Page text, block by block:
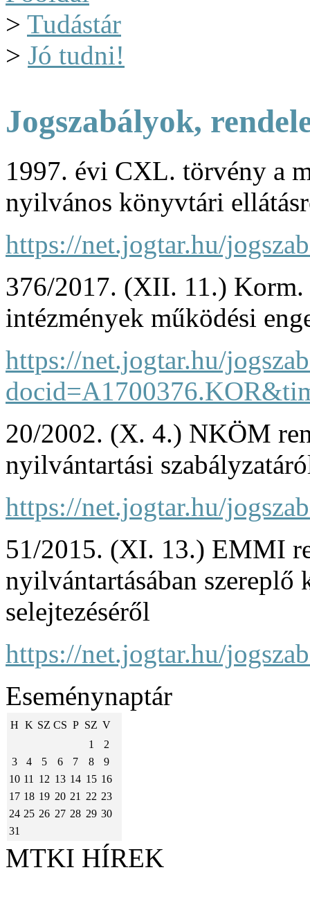
> Tudástár
> Jó tudni!
Jogszabályok,
1997. évi CXL. törvény a
nyilvános könyvtári
https://net.jogtar.hu/
376/2017. (XII. 11.) Korm.
intézmények működési
https://net.jogtar.hu/
20/2002. (X. 4.) NKÖM
nyilvántartási
https://net.jogtar.hu/
51/2015. (XI. 13.) EMMI
nyilvántartásában
selejtezéséről
https://net.jogtar.hu/
Eseménynaptár
H K SZ CS P SZ V
1
2
3
4 5 6 7 8
9
10 11 12 13 14 15 16
17 18 19 20 21 22 23
24 25 26 27 28 29 30
31
MTKI HÍREK